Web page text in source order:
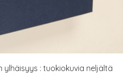
ylhäisyys : tuokiokuvia neljältä